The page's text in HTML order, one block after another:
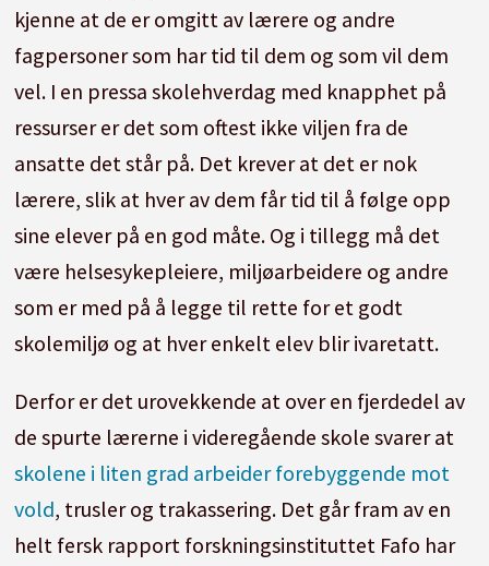
kjenne at de er omgitt av lærere og andre
fagpersoner som har tid til dem og som vil dem
vel. I en pressa skolehverdag med knapphet på
ressurser er det som oftest ikke viljen fra de
ansatte det står på. Det krever at det er nok
lærere, slik at hver av dem får tid til å følge opp
sine elever på en god måte. Og i tillegg må det
være helsesykepleiere, miljøarbeidere og andre
som er med på å legge til rette for et godt
skolemiljø og at hver enkelt elev blir ivaretatt.
Derfor er det urovekkende at over en fjerdedel av
de spurte lærerne i videregående skole svarer at
skolene i liten grad arbeider forebyggende mot
vold, trusler og trakassering. Det går fram av en
helt fersk rapport forskningsinstituttet Fafo har